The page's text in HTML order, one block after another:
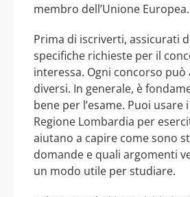
membro dell’Unione Europea.
Prima di iscriverti, assicurati
specifiche richieste per il
interessa. Ogni concorso
diversi. In generale, è
bene per l’esame. Puoi usare
Regione Lombardia per
aiutano a capire come sono
domande e quali argomenti
un modo utile per studiare.